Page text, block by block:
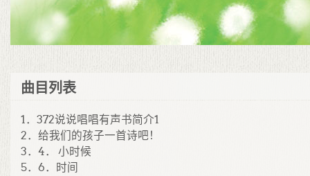
曲目列表
1．372说说唱唱有声书简介1
2．给我们的孩子一首诗吧！
3．4． 小时候
5．6．时间